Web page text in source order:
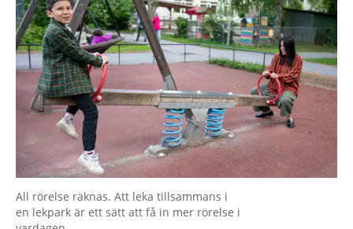
All rörelse räknas. Att leka tillsammans i
en lekpark är ett sätt att få in mer rörelse i